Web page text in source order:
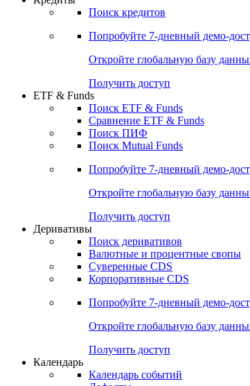
Откройте глобальную базу данных
Получить доступ
Кредиты
Поиск кредитов
Попробуйте7-дневный
Откройте глобальную базу данных
Получить доступ
ETF & Funds
Поиск ETF & Funds
Сравнение ETF & Funds
Поиск ПИФ
Поиск Mutual Funds
Попробуйте7-дневный
Откройте глобальную базу данных
Получить доступ
Деривативы
Поиск деривативов
Валютные и процентные свопы
Суверенные CDS
Корпоративные CDS
Попробуйте7-дневный
Откройте глобальную базу данных